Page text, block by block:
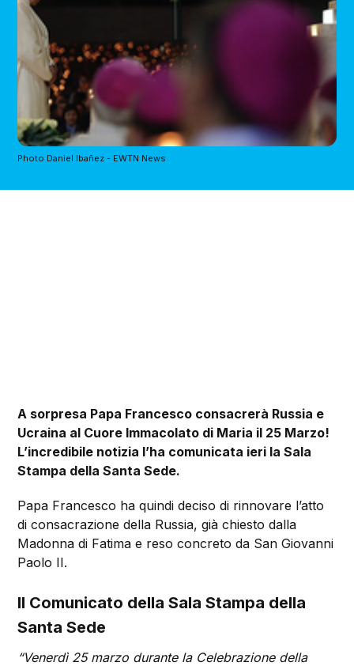
Photo Daniel Ibañez - EWTN News
A sorpresa Papa Francesco consacrerà Russia e
Ucraina al Cuore Immacolato di Maria il 25 Marzo!
L’incredibile notizia l’ha comunicata ieri la Sala
Stampa della Santa Sede.
Papa Francesco ha quindi deciso di rinnovare l’atto
di consacrazione della Russia, già chiesto dalla
Madonna di Fatima e reso concreto da San Giovanni
Paolo II.
Il Comunicato della Sala Stampa della
Santa Sede
“Venerdì 25 marzo durante la Celebrazione della